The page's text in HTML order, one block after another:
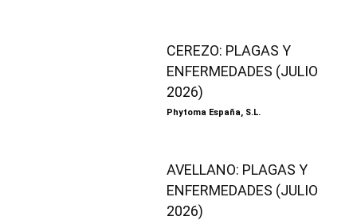
CEREZO: PLAGAS Y
ENFERMEDADES (JULIO
2026)
Phytoma España, S.L.
AVELLANO: PLAGAS Y
ENFERMEDADES (JULIO
2026)